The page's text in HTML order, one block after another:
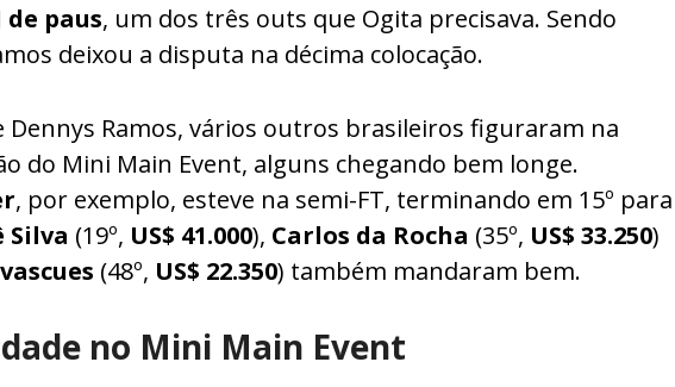
paus, um dos três outs que Ogita precisava. Sendo
deixou a disputa na décima colocação.
Dennys Ramos, vários outros brasileiros figuraram na
do Mini Main Event, alguns chegando bem longe.
, por exemplo, esteve na semi-FT, terminando em 15º para
Silva (19º, US$ 41.000), Carlos da Rocha (35º, US$ 33.250)
(48º, US$ 22.350) também mandaram bem.
no Mini Main Event